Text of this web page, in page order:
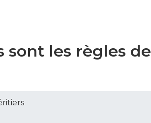
sont les règles de